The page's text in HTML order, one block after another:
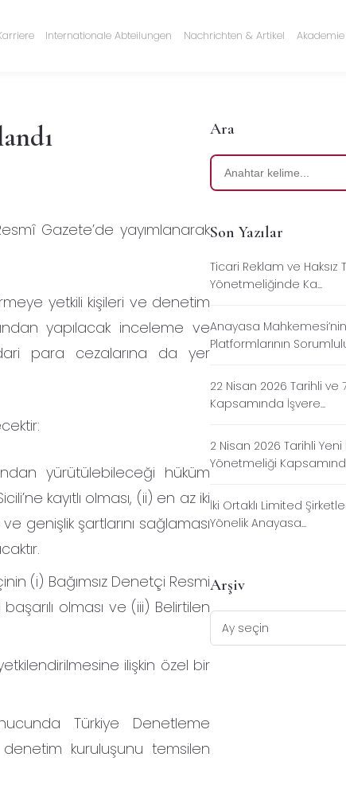
Internationale Abteilungen Nachrichten & Artikel Akademie
Gazete’de yayımlanarak
yetkili kişileri ve denetim
yapılacak inceleme ve
para cezalarına da yer
yürütülebileceği hüküm
kayıtlı olması, (ii) en az iki
genişlik şartlarını sağlaması
(i) Bağımsız Denetçi Resmi
başarılı olması ve (iii) Belirtilen
ilişkin özel bir
Türkiye Denetleme
kuruluşunu temsilen
Ara
Son Yazılar
Ticari Reklam ve
Yönetmeliğinde Ka...
Anayasa
Platformlarının
22 Nisan 2026 Tarihli ve
Kapsamında İşvere...
2 Nisan 2026 Tarihli Yeni
Yönetmeliği
İki Ortaklı Limited
Yönelik Anayasa...
Arşiv